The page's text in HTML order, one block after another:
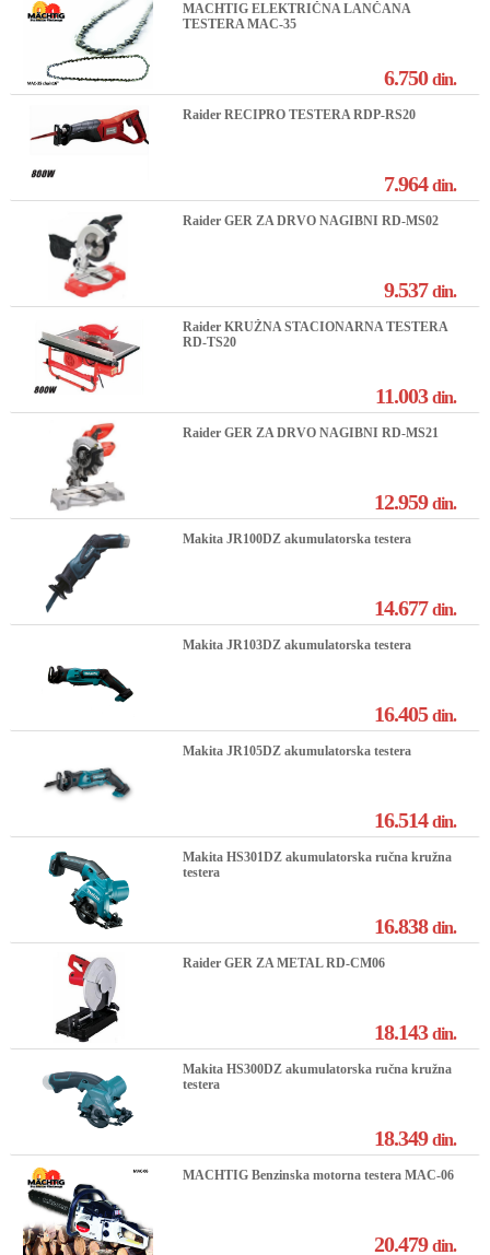
MACHTIG ELEKTRIČNA LANČANA
TESTERA MAC-35
6.750din.
Raider RECIPRO TESTERA RDP-RS20
7.964din.
Raider GER ZA DRVO NAGIBNI RD-MS02
9.537din.
Raider KRUŽNA STACIONARNA TESTERA
RD-TS20
11.003din.
Raider GER ZA DRVO NAGIBNI RD-MS21
12.959din.
Makita JR100DZ akumulatorska testera
14.677din.
Makita JR103DZ akumulatorska testera
16.405din.
Makita JR105DZ akumulatorska testera
16.514din.
Makita HS301DZ akumulatorska ručna kružna
testera
16.838din.
Raider GER ZA METAL RD-CM06
18.143din.
Makita HS300DZ akumulatorska ručna kružna
testera
18.349din.
MACHTIG Benzinska motorna testera MAC-06
20.479din.